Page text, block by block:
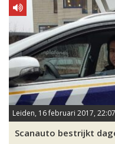
Leiden, 16 februari 2017, 22:07
Scanauto bestrijkt